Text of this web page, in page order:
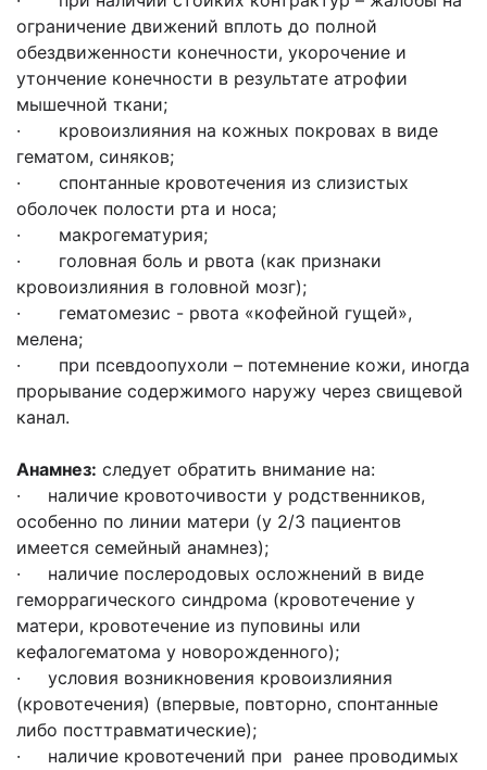
ограничение движений вплоть до полной
обездвиженности конечности, укорочение и
утончение конечности в результате атрофии
мышечной ткани;
· кровоизлияния на кожных покровах в виде
гематом, синяков;
· спонтанные кровотечения из слизистых
оболочек полости рта и носа;
· макрогематурия;
· головная боль и рвота (как признаки
кровоизлияния в головной мозг);
· гематомезис - рвота «кофейной гущей»,
мелена;
· при псевдоопухоли – потемнение кожи, иногда
прорывание содержимого наружу через свищевой
канал.
Анамнез: следует обратить внимание на:
· наличие кровоточивости у родственников,
особенно по линии матери (у 2/3 пациентов
имеется семейный анамнез);
· наличие послеродовых осложнений в виде
геморрагического синдрома (кровотечение у
матери, кровотечение из пуповины или
кефалогематома у новорожденного);
· условия возникновения кровоизлияния
(кровотечения) (впервые, повторно, спонтанные
либо посттравматические);
· наличие кровотечений при ранее проводимых